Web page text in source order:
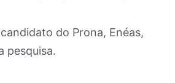
do Prona, Enéas,
pesquisa.